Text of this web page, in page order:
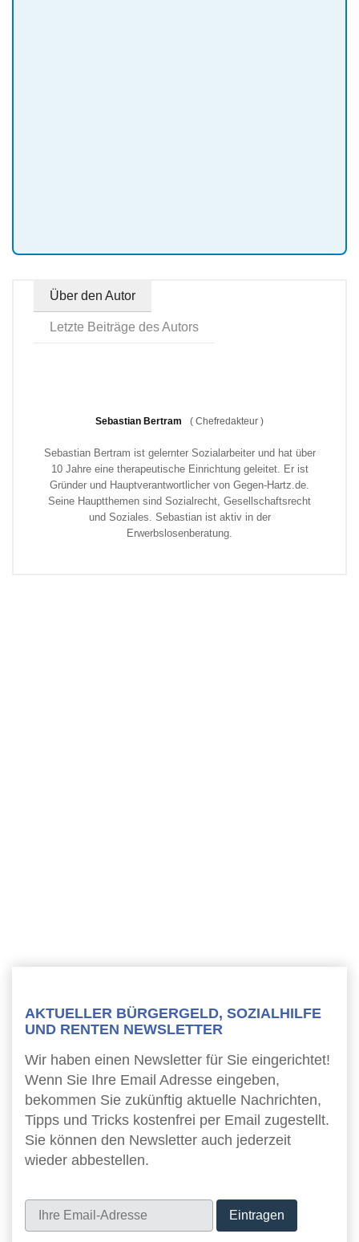
Über den Autor
Letzte Beiträge des Autors
Sebastian Bertram ( Chefredakteur )
Sebastian Bertram ist gelernter Sozialarbeiter und hat über
10 Jahre eine therapeutische Einrichtung geleitet. Er ist
Gründer und Hauptverantwortlicher von Gegen-Hartz.de.
Seine Hauptthemen sind Sozialrecht, Gesellschaftsrecht
und Soziales. Sebastian ist aktiv in der
Erwerbslosenberatung.
AKTUELLER BÜRGERGELD, SOZIALHILFE
UND RENTEN NEWSLETTER
Wir haben einen Newsletter für Sie eingerichtet!
Wenn Sie Ihre Email Adresse eingeben,
bekommen Sie zukünftig aktuelle Nachrichten,
Tipps und Tricks kostenfrei per Email zugestellt.
Sie können den Newsletter auch jederzeit
wieder abbestellen.